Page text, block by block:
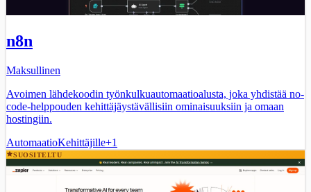
n8n
Maksullinen
Avoimen lähdekoodin työnkulkuautomaatioalusta, joka yhdistää no-
code-helppouden kehittäjäystävällisiin ominaisuuksiin ja omaan
hostingiin.
AutomaatioKehittäjille+1
SUOSITELTU